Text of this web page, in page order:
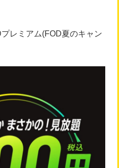
レミアム(FOD夏のキャン